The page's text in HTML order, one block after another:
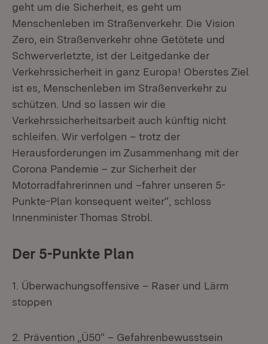
geht um die Sicherheit, es geht um
Menschenleben im Straßenverkehr. Die Vision
Zero, ein Straßenverkehr ohne Getötete und
Schwerverletzte, ist der Leitgedanke der
Verkehrssicherheit in ganz Europa! Oberstes Ziel
ist es, Menschenleben im Straßenverkehr zu
schützen. Und so lassen wir die
Verkehrssicherheitsarbeit auch künftig nicht
schleifen. Wir verfolgen – trotz der
Herausforderungen im Zusammenhang mit der
Corona Pandemie – zur Sicherheit der
Motorradfahrerinnen und –fahrer unseren 5-
Punkte-Plan konsequent weiter“, schloss
Innenminister Thomas Strobl.
Der 5-Punkte Plan
1. Überwachungsoffensive – Raser und Lärm
stoppen
2. Prävention „Ü50“ – Gefahrenbewusstsein